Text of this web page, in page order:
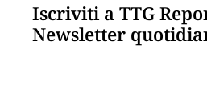
Iscriviti a TTG
Newsletter